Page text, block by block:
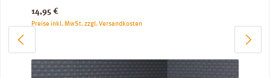
Regulärer Preis:
14,95 €
Preise inkl. MwSt. zzgl. Versandkosten